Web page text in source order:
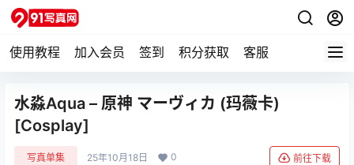
使用教程 加入会员 签到 积分获取 客服
水淼Aqua – 原神 マーヴィカ (玛薇卡)
[Cosplay]
写真单集 25年10月18日 0 前往下载